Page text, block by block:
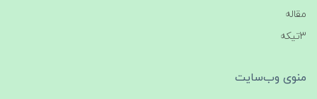
مقاله
3تیکه
منوی وب‌سایت